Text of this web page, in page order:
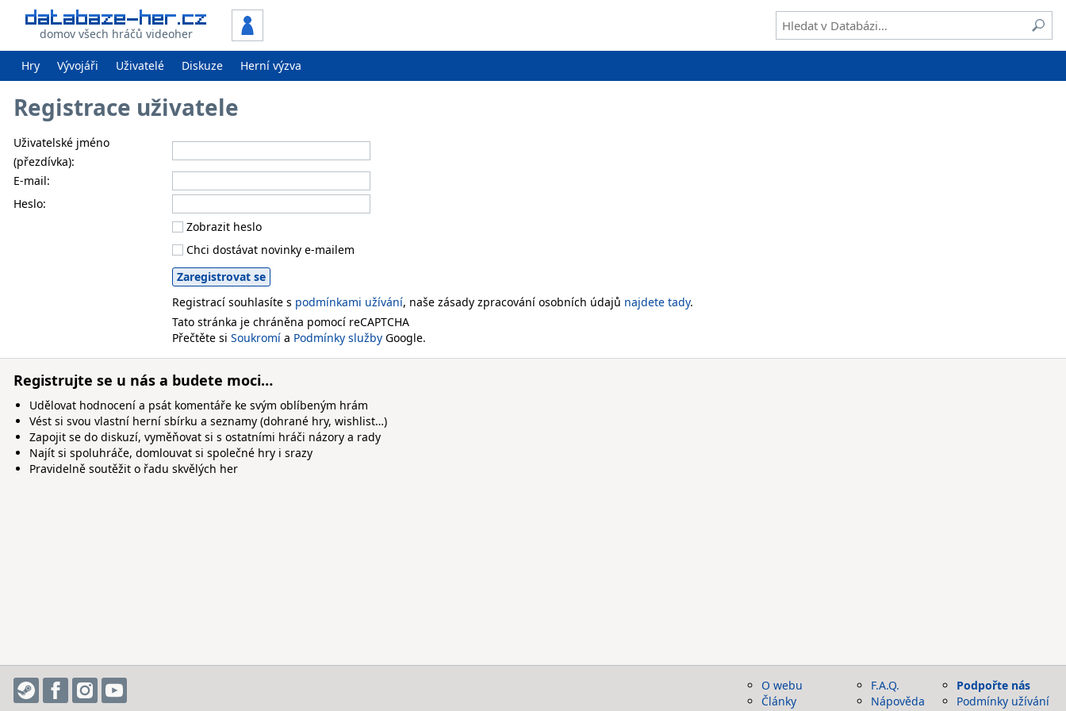
domov všech hráčů videoher
Hry Vývojáři Uživatelé Diskuze Herní výzva
Registrace uživatele
Uživatelské jméno
(přezdívka):
E-mail:
Heslo:
Zobrazit heslo
Chci dostávat novinky e-mailem
Registrací souhlasíte s podmínkami užívání, naše zásady zpracování osobních údajů najdete tady.
Tato stránka je chráněna pomocí reCAPTCHA
Přečtěte si Soukromí a Podmínky služby Google.
Registrujte se u nás a budete moci…
Udělovat hodnocení a psát komentáře ke svým oblíbeným hrám
Vést si svou vlastní herní sbírku a seznamy (dohrané hry, wishlist…)
Zapojit se do diskuzí, vyměňovat si s ostatními hráči názory a rady
Najít si spoluhráče, domlouvat si společné hry i srazy
Pravidelně soutěžit o řadu skvělých her
O webu
Články
F.A.Q.
Nápověda
Podpořte nás
Podmínky užívání